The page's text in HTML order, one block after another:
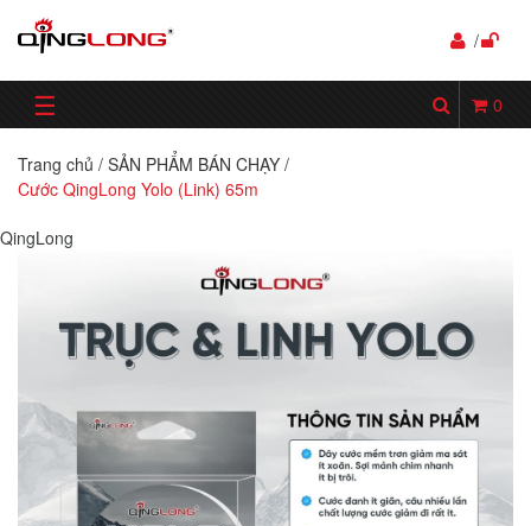
/
☰ 0
Trang chủ / SẢN PHẨM BÁN CHẠY /
Cước QingLong Yolo (Link) 65m
QingLong